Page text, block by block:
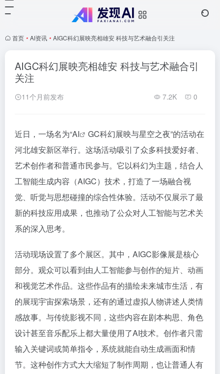
首页 • AI资讯 • AIGC科幻展映亮相雄安 科技与艺术融合引关注
AIGC科幻展映亮相雄安 科技与艺术融合引
关注
11个月前发布 7.2K 0
近日，一场名为“AI
GC科幻展映与星空之夜”的活动在
河北雄安新区举行。这场活动吸引了众多科技爱好者、
艺术创作者和普通市民参与。它以科幻为主题，结合人
工智能生成内容（AIGC）技术，打造了一场融合视
觉、听觉与思想碰撞的综合性体验。活动不仅展示了最
新的科技应用成果，也推动了公众对人工智能与艺术关
系的深入思考。
活动现场设置了多个展区。其中，AIGC影像展是核心
部分。观众可以看到由人工智能参与创作的短片、动画
和视觉艺术作品。这些作品有的描绘未来城市生活，有
的展现宇宙探索场景，还有的通过虚拟人物讲述人类情
感故事。与传统影视不同，这些内容在剧本构思、角色
设计甚至音乐配乐上都大量使用了AI技术。创作者只需
输入关键词或简单指令，系统就能自动生成画面和情
节。这种创作方式大大缩短了制作周期，也让普通人有